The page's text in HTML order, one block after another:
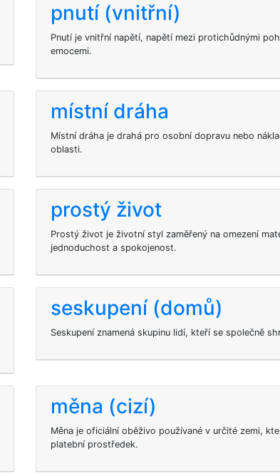
pnutí (vnitřní)
Pnutí je vnitřní napětí, napětí mezi protichůdnými
emocemi.
místní dráha
Místní dráha je drahá pro osobní dopravu nebo
oblasti.
prostý život
Prostý život je životní styl zaměřený na omezení
jednoduchost a spokojenost.
seskupení (domů)
Seskupení znamená skupinu lidí, kteří se společně
měna (cizí)
Měna je oficiální oběživo používané v určité zemi,
platební prostředek.